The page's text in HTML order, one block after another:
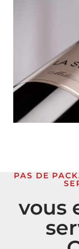
PAS DE
vous